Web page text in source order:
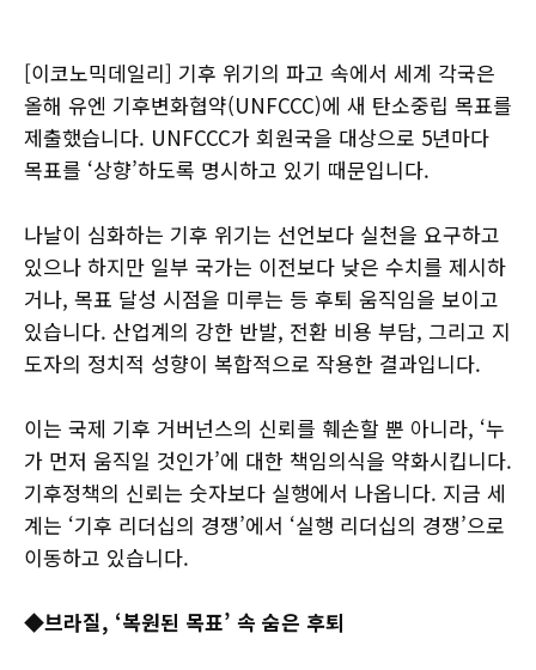
[이코노믹데일리] 기후 위기의 파고 속에서 세계 각국은
올해 유엔 기후변화협약(UNFCCC)에 새 탄소중립 목표를
제출했습니다. UNFCCC가 회원국을 대상으로 5년마다
목표를 ‘상향’하도록 명시하고 있기 때문입니다.
나날이 심화하는 기후 위기는 선언보다 실천을 요구하고
있으나 하지만 일부 국가는 이전보다 낮은 수치를 제시하
거나, 목표 달성 시점을 미루는 등 후퇴 움직임을 보이고
있습니다. 산업계의 강한 반발, 전환 비용 부담, 그리고 지
도자의 정치적 성향이 복합적으로 작용한 결과입니다.
이는 국제 기후 거버넌스의 신뢰를 훼손할 뿐 아니라, ‘누
가 먼저 움직일 것인가’에 대한 책임의식을 약화시킵니다.
기후정책의 신뢰는 숫자보다 실행에서 나옵니다. 지금 세
계는 ‘기후 리더십의 경쟁’에서 ‘실행 리더십의 경쟁’으로
이동하고 있습니다.
◆브라질, ‘복원된 목표’ 속 숨은 후퇴